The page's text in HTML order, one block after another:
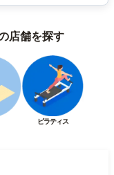
店舗を探す
ピラティス